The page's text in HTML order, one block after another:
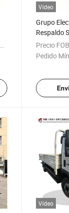
/ Pieza
Vídeo
Grupo
Respaldo
800kw
Precio
Pedido
Vídeo